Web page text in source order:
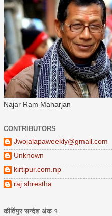
Najar Ram Maharjan
CONTRIBUTORS
Jwojalapaweekly@gmail.com
Unknown
kirtipur.com.np
raj shrestha
कीर्तिपुर सन्देश अंक १